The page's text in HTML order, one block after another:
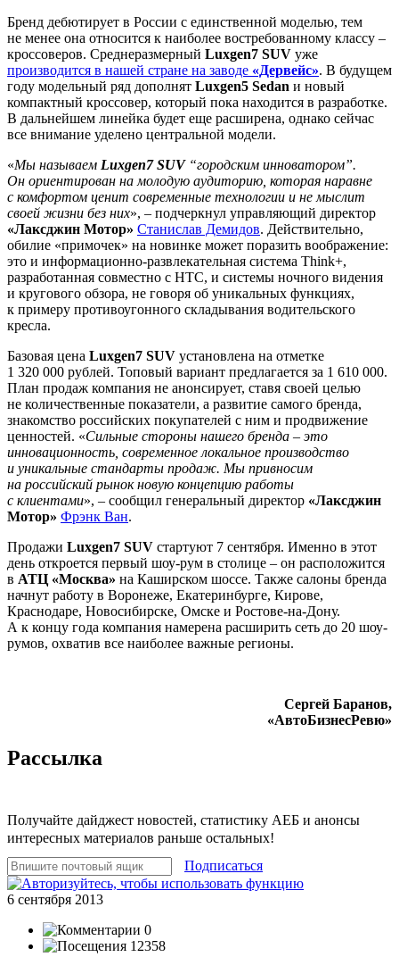
Бренд дебютирует в России с единственной моделью, тем
не менее она относится к наиболее востребованному классу –
кроссоверов. Среднеразмерный Luxgen7 SUV уже
производится в нашей стране на заводе «Дервейс». В будущем
году модельный ряд дополнят Luxgen5 Sedan и новый
компактный кроссовер, который пока находится в разработке.
В дальнейшем линейка будет еще расширена, однако сейчас
все внимание уделено центральной модели.
«Мы называем Luxgen7 SUV“городским инноватором”.
Он ориентирован на молодую аудиторию, которая наравне
с комфортом ценит современные технологии и не мыслит
своей жизни без них», – подчеркнул управляющий директор
«Лаксджин Мотор» Станислав Демидов. Действительно,
обилие «примочек» на новинке может поразить воображение:
это и информационно-развлекательная система Think+,
разработанная совместно с HTC, и системы ночного видения
и кругового обзора, не говоря об уникальных функциях,
к примеру противоугонного складывания водительского
кресла.
Базовая цена Luxgen7 SUV установлена на отметке
1 320 000 рублей. Топовый вариант предлагается за 1 610 000.
План продаж компания не анонсирует, ставя своей целью
не количественные показатели, а развитие самого бренда,
знакомство российских покупателей с ним и продвижение
ценностей. «Сильные стороны нашего бренда – это
инновационность, современное локальное производство
и уникальные стандарты продаж. Мы привносим
на российский рынок новую концепцию работы
с клиентами», – сообщил генеральный директор «Лаксджин
Мотор» Фрэнк Ван.
Продажи Luxgen7 SUV стартуют 7 сентября. Именно в этот
день откроется первый шоу-рум в столице – он расположится
в АТЦ «Москва» на Каширском шоссе. Также салоны бренда
начнут работу в Воронеже, Екатеринбурге, Кирове,
Краснодаре, Новосибирске, Омске и Ростове-на-Дону.
А к концу года компания намерена расширить сеть до 20 шоу-
румов, охватив все наиболее важные регионы.
Сергей Баранов,
«АвтоБизнесРевю»
Рассылка
Получайте дайджест новостей, статистику АЕБ и анонсы
интересных материалов раньше остальных!
Подписаться
6 сентября 2013
0
12358